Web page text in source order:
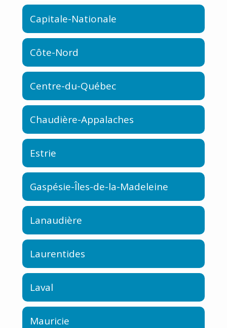
Capitale-Nationale
Côte-Nord
Centre-du-Québec
Chaudière-Appalaches
Estrie
Gaspésie-Îles-de-la-Madeleine
Lanaudière
Laurentides
Laval
Mauricie